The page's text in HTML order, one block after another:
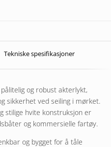
Tekniske spesifikasjoner
og robust akterlykt,
sikkerhet ved seiling i mørket.
stilige hvite konstruksjon er
og kommersielle fartøy.
og bygget for å tåle